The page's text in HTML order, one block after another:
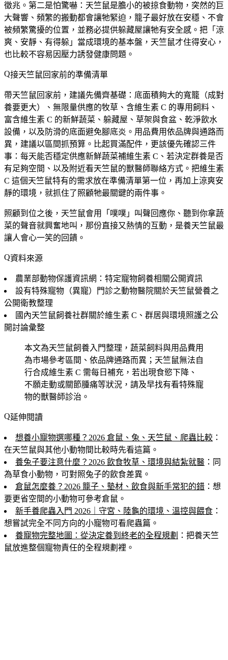
徵兆。第二是怕驚嚇：天竺鼠是膽小的被掠食動物，突然的巨
大聲響、頻繁的搬動都會讓牠緊迫，籠子最好放在安穩、不會
被頻繁驚擾的位置，並務必提供躲藏屋讓牠有安全感。 把「涼
爽、安靜、有得躲」當成環境的基本盤 ，天竺鼠才住得安心，
也比較不容易因壓力誘發健康問題。
接天竺鼠回家前的準備清單
帶天竺鼠回家前，建議先備齊基礎：底面積夠大的寬籠（成對
養要更大）、無限量供應的牧草、含維生素 C 的專用飼料、
富含維生素 C 的新鮮蔬菜、躲藏屋、草架與食盆、乾淨飲水
設備，以及防滑的底面避免腳底炎。用品費用依品牌與通路而
異，建議以區間抓預算。比起買滿配件，更該優先確認三件
事：每天能否穩定供應新鮮蔬菜補維生素 C、若決定群養是否
有足夠空間、以及附近看天竺鼠的獸醫師聯絡方式。把維生素
C 這個天竺鼠特有的需求放在準備清單第一位，再加上涼爽安
靜的環境，就抓住了照顧牠最關鍵的兩件事。
照顧到位之後，天竺鼠會用「噗噗」叫聲回應你、聽到你拿蔬
菜的聲音就興奮地叫，那份直接又熱情的互動，是養天竺鼠最
讓人會心一笑的回饋。
資料來源
農業部動物保護資訊網：特定寵物飼養相關公開資訊
設有特殊寵物（異寵）門診之動物醫院關於天竺鼠營養之
公開衛教整理
國內天竺鼠飼養社群關於維生素 C、群居與環境照護之公
開討論彙整
本文為天竺鼠飼養入門整理，蔬菜飼料與用品費用
為市場參考區間、依品牌通路而異；天竺鼠無法自
行合成維生素 C 需每日補充，若出現食慾下降、
不願走動或關節腫痛等狀況，請及早找有看特殊寵
物的獸醫師診治。
延伸閱讀
想養小寵物選哪種？2026 倉鼠、兔、天竺鼠、爬蟲比較 ：
在天竺鼠與其他小動物間比較時先看這篇。
養兔子要注意什麼？2026 飲食牧草、環境與結紮就醫 ：同
為草食小動物，可對照兔子的飲食差異。
倉鼠怎麼養？2026 籠子、墊材、飲食與新手常犯的錯 ：想
要更省空間的小動物可參考倉鼠。
新手養爬蟲入門 2026｜守宮、陸龜的環境、溫控與餵食 ：
想嘗試完全不同方向的小寵物可看爬蟲篇。
養寵物完整地圖：從決定養到終老的全程規劃 ：把養天竺
鼠放進整個寵物責任的全程規劃裡。